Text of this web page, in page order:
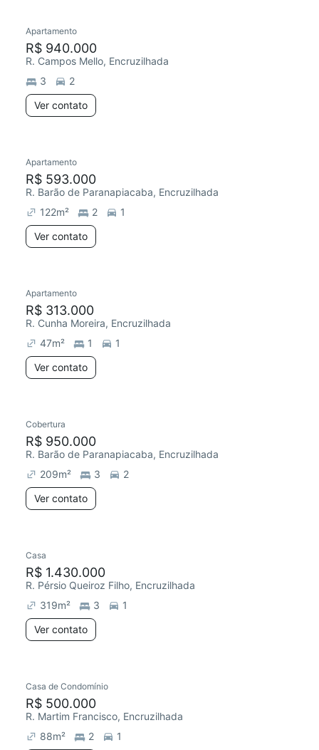
Redecorar
Apartamento
R$ 940.000
R. Campos Mello, Encruzilhada
3
2
Ver contato
Redecorar
Apartamento
R$ 593.000
R. Barão de Paranapiacaba, Encruzilhada
122m² 2
1
Ver contato
Redecorar
Apartamento
R$ 313.000
R. Cunha Moreira, Encruzilhada
47m² 1
1
Ver contato
Preço abaixo do mercado
Cobertura
R$ 950.000
R. Barão de Paranapiacaba, Encruzilhada
209m² 3
2
Ver contato
Casa
R$ 1.430.000
R. Pérsio Queiroz Filho, Encruzilhada
319m² 3
1
Ver contato
Redecorar
Casa de Condomínio
R$ 500.000
R. Martim Francisco, Encruzilhada
88m² 2
1